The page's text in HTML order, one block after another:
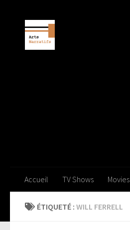
Accueil TV Shows Movies
ÉTIQUETÉ : WILL FERRELL